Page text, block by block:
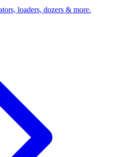
loaders, dozers & more.